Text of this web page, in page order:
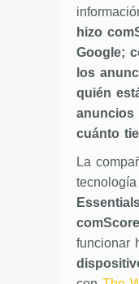
hizo
Google;
los
quién
anuncios
cuánto
La
tecnología
comScore
funcionar